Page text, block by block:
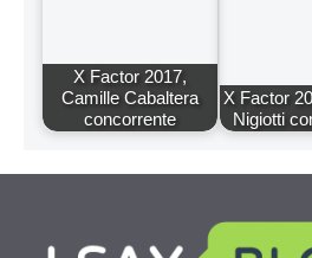
X Factor 2017,
Camille Cabaltera
concorrente
X Factor
Nigiotti